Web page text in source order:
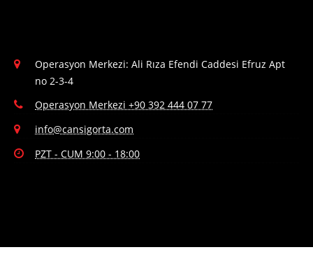
Operasyon Merkezi: Ali Rıza Efendi Caddesi Efruz Apt
no 2-3-4
Operasyon Merkezi +90 392 444 07 77
info@cansigorta.com
PZT - CUM 9:00 - 18:00